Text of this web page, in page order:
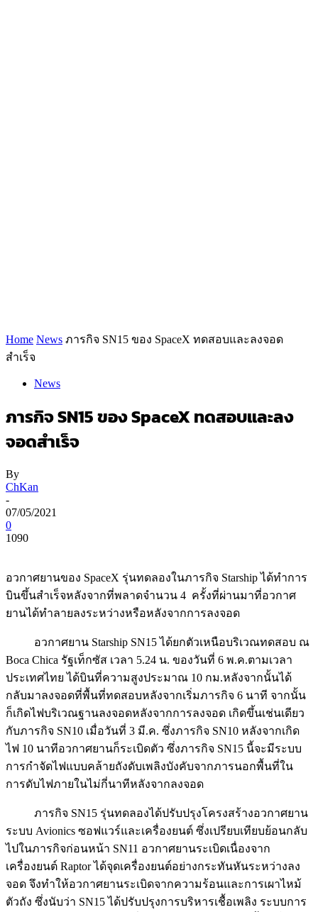
Home News ภารกิจ SN15 ของ SpaceX ทดสอบและลงจอด
สำเร็จ
News
ภารกิจ SN15 ของ SpaceX ทดสอบและลง
จอดสำเร็จ
By
ChKan
-
07/05/2021
0
1090
อวกาศยานของ SpaceX รุ่นทดลองในภารกิจ Starship ได้ทำการ
บินขึ้นสำเร็จหลังจากที่พลาดจำนวน 4 ครั้งที่ผ่านมาที่อวกาศ
ยานได้ทำลายลงระหว่างหรือหลังจากการลงจอด
อวกาศยาน Starship SN15 ได้ยกตัวเหนือบริเวณทดสอบ ณ
Boca Chica รัฐเท็กซัส เวลา 5.24 น. ของวันที่ 6 พ.ค.ตามเวลา
ประเทศไทย ได้บินที่ความสูงประมาณ 10 กม.หลังจากนั้นได้
กลับมาลงจอดที่พื้นที่ทดสอบหลังจากเริ่มภารกิจ 6 นาที จากนั้น
ก็เกิดไฟบริเวณฐานลงจอดหลังจากการลงจอด เกิดขึ้นเช่นเดียว
กับภารกิจ SN10 เมื่อวันที่ 3 มี.ค. ซึ่งภารกิจ SN10 หลังจากเกิด
ไฟ 10 นาทีอวกาศยานก็ระเบิดตัว ซึ่งภารกิจ SN15 นี้จะมีระบบ
การกำจัดไฟแบบคล้ายถังดับเพลิงบังคับจากภารนอกพื้นที่ใน
การดับไฟภายในไม่กี่นาทีหลังจากลงจอด
ภารกิจ SN15 รุ่นทดลองได้ปรับปรุงโครงสร้างอวกาศยาน
ระบบ Avionics ซอฟแวร์และเครื่องยนต์ ซึ่งเปรียบเทียบย้อนกลับ
ไปในภารกิจก่อนหน้า SN11 อวกาศยานระเบิดเนื่องจาก
เครื่องยนต์ Raptor ได้จุดเครื่องยนต์อย่างกระทันหันระหว่างลง
จอด จึงทำให้อวกาศยานระเบิดจากความร้อนและการเผาไหม้
ตัวถัง ซึ่งนับว่า SN15 ได้ปรับปรุงการบริหารเชื้อเพลิง ระบบการ